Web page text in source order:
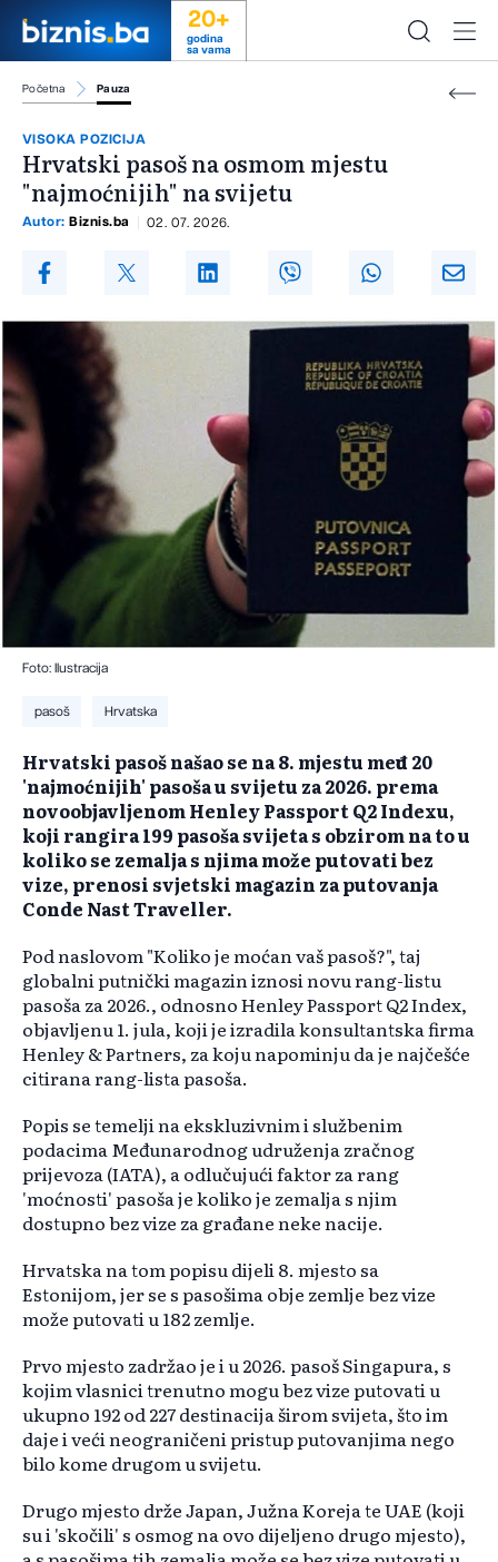
20+
godina
sa vama
Početna Pauza
VISOKA POZICIJA
Hrvatski pasoš na osmom mjestu
"najmoćnijih" na svijetu
Autor: Biznis.ba 02. 07. 2026.
Foto: Ilustracija
pasoš Hrvatska
Hrvatski pasoš našao se na 8. mjestu među 20
'najmoćnijih' pasoša u svijetu za 2026. prema
novoobjavljenom Henley Passport Q2 Indexu,
koji rangira 199 pasoša svijeta s obzirom na to u
koliko se zemalja s njima može putovati bez
vize, prenosi svjetski magazin za putovanja
Conde Nast Traveller.
Pod naslovom "Koliko je moćan vaš pasoš?", taj
globalni putnički magazin iznosi novu rang-listu
pasoša za 2026., odnosno Henley Passport Q2 Index,
objavljenu 1. jula, koji je izradila konsultantska firma
Henley & Partners, za koju napominju da je najčešće
citirana rang-lista pasoša.
Popis se temelji na ekskluzivnim i službenim
podacima Međunarodnog udruženja zračnog
prijevoza (IATA), a odlučujući faktor za rang
'moćnosti' pasoša je koliko je zemalja s njim
dostupno bez vize za građane neke nacije.
Hrvatska na tom popisu dijeli 8. mjesto sa
Estonijom, jer se s pasošima obje zemlje bez vize
može putovati u 182 zemlje.
Prvo mjesto zadržao je i u 2026. pasoš Singapura, s
kojim vlasnici trenutno mogu bez vize putovati u
ukupno 192 od 227 destinacija širom svijeta, što im
daje i veći neograničeni pristup putovanjima nego
bilo kome drugom u svijetu.
Drugo mjesto drže Japan, Južna Koreja te UAE (koji
su i 'skočili' s osmog na ovo dijeljeno drugo mjesto),